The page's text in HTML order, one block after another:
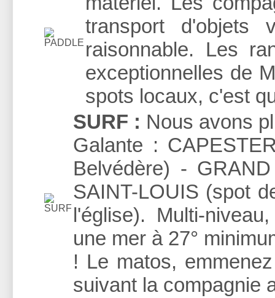
transport d'objets
raisonnable. Les
exceptionnelles de
spots locaux, c'est
SURF : Nous avons
Galante :
Belvédère) -
SAINT-LOUIS (spot
l'église). Multi-
une mer à 27°
! Le matos,
suivant la compagnie